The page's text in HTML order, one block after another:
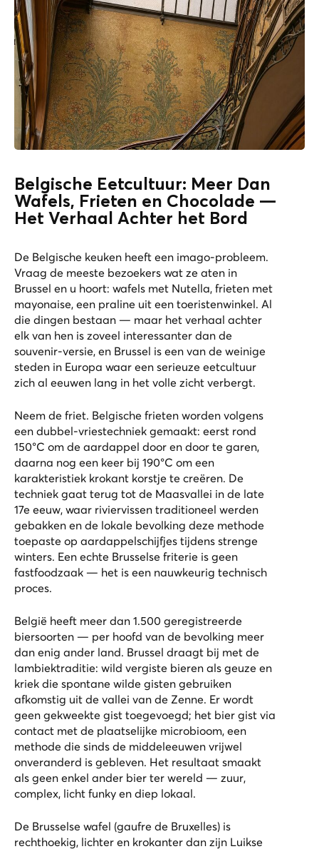
Belgische Eetcultuur: Meer Dan
Wafels, Frieten en Chocolade —
Het Verhaal Achter het Bord
De Belgische keuken heeft een imago-probleem.
Vraag de meeste bezoekers wat ze aten in
Brussel en u hoort: wafels met Nutella, frieten met
mayonaise, een praline uit een toeristenwinkel. Al
die dingen bestaan — maar het verhaal achter
elk van hen is zoveel interessanter dan de
souvenir-versie, en Brussel is een van de weinige
steden in Europa waar een serieuze eetcultuur
zich al eeuwen lang in het volle zicht verbergt.
Neem de friet. Belgische frieten worden volgens
een dubbel-vriestechniek gemaakt: eerst rond
150°C om de aardappel door en door te garen,
daarna nog een keer bij 190°C om een
karakteristiek krokant korstje te creëren. De
techniek gaat terug tot de Maasvallei in de late
17e eeuw, waar riviervissen traditioneel werden
gebakken en de lokale bevolking deze methode
toepaste op aardappelschijfjes tijdens strenge
winters. Een echte Brusselse friterie is geen
fastfoodzaak — het is een nauwkeurig technisch
proces.
België heeft meer dan 1.500 geregistreerde
biersoorten — per hoofd van de bevolking meer
dan enig ander land. Brussel draagt bij met de
lambiektraditie: wild vergiste bieren als geuze en
kriek die spontane wilde gisten gebruiken
afkomstig uit de vallei van de Zenne. Er wordt
geen gekweekte gist toegevoegd; het bier gist via
contact met de plaatselijke microbioom, een
methode die sinds de middeleeuwen vrijwel
onveranderd is gebleven. Het resultaat smaakt
als geen enkel ander bier ter wereld — zuur,
complex, licht funky en diep lokaal.
De Brusselse wafel (gaufre de Bruxelles) is
rechthoekig, lichter en krokanter dan zijn Luikse